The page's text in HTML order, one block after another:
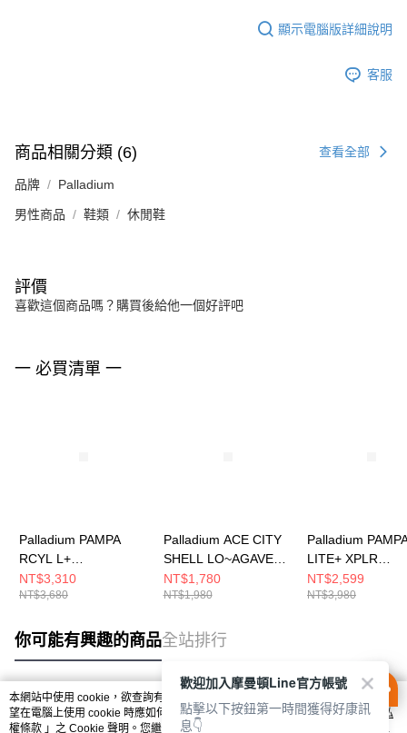
顯示電腦版詳細說明
客服
商品相關分類 (6) 查看全部
品牌 Palladium
男性商品 鞋類 休閒鞋
評價
喜歡這個商品嗎？購買後給他一個好評吧
一 必買清單 一
Palladium PAMPA
RCYL L+
WP+~DUSKY GREEN
男女 休閒鞋 綠
NT$3,310
NT$3,680
Palladium ACE CITY
SHELL LO~AGAVE
GREEN 男女 休閒鞋
灰 79132355
NT$1,780
NT$1,980
Palladium
LITE+ XPLR
WP+~NATURAL
GREY 男女 休閒
NT$2,599
NT$3,980
你可能有興趣的商品全站排行
熱門標籤
本網站中使用 cookie，欲查詢有關本網站使用 cookie 方式之詳情，及若您不希
望在電腦上使用 cookie 時應如何變更電腦的 cookie 設定，請參閱本網站「
隱私
權條款 」之 Cookie 聲明。您繼續使用本網站即表示您同意本公司得按本網站使
歡迎加入摩曼頓Line官方帳號
點擊以下按鈕第一時間獲得好康訊
息👇